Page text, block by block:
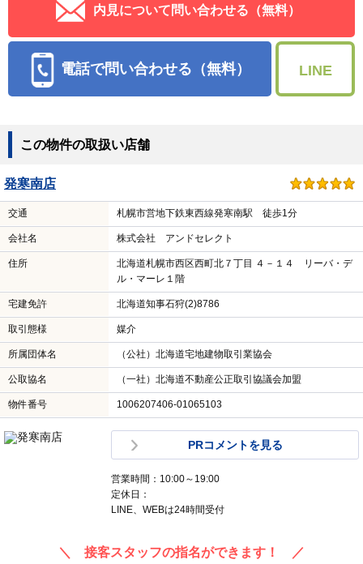
内見について問い合わせる（無料）
電話で問い合わせる（無料） LINE
この物件の取扱い店舗
発寒南店
交通 札幌市営地下鉄東西線発寒南駅 徒歩1分
会社名 株式会社 アンドセレクト
住所
北海道札幌市西区西町北７丁目 ４－１４ リーバ・デ
ル・マーレ１階
宅建免許 北海道知事石狩(2)8786
取引態様 媒介
所属団体名 （公社）北海道宅地建物取引業協会
公取協名 （一社）北海道不動産公正取引協議会加盟
物件番号 1006207406-01065103
PRコメントを見る
営業時間：10:00～19:00
定休日：
LINE、WEBは24時間受付
＼ 接客スタッフの指名ができます！ ／